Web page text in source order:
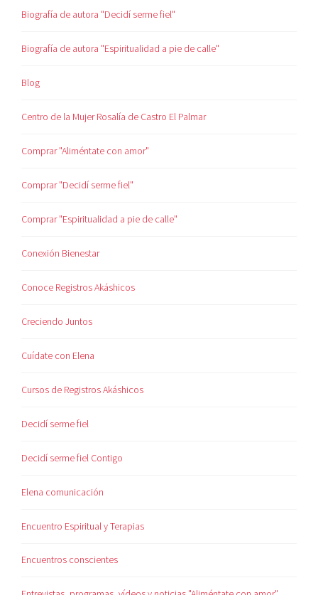
Biografía de autora "Decidí serme fiel"
Biografía de autora "Espiritualidad a pie de calle"
Blog
Centro de la Mujer Rosalía de Castro El Palmar
Comprar "Aliméntate con amor"
Comprar "Decidí serme fiel"
Comprar "Espiritualidad a pie de calle"
Conexión Bienestar
Conoce Registros Akáshicos
Creciendo Juntos
Cuídate con Elena
Cursos de Registros Akáshicos
Decidí serme fiel
Decidí serme fiel Contigo
Elena comunicación
Encuentro Espiritual y Terapias
Encuentros conscientes